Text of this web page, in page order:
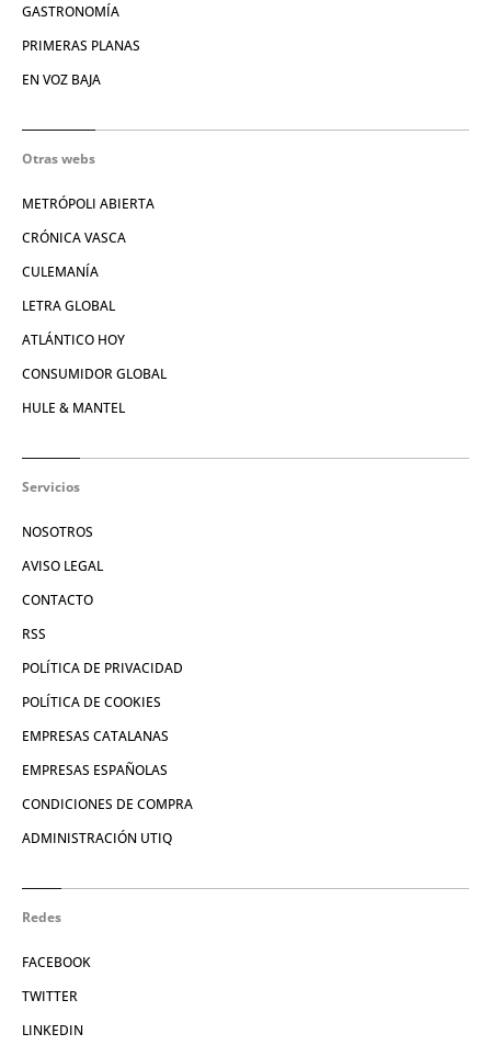
GASTRONOMÍA
PRIMERAS PLANAS
EN VOZ BAJA
Otras webs
METRÓPOLI ABIERTA
CRÓNICA VASCA
CULEMANÍA
LETRA GLOBAL
ATLÁNTICO HOY
CONSUMIDOR GLOBAL
HULE & MANTEL
Servicios
NOSOTROS
AVISO LEGAL
CONTACTO
RSS
POLÍTICA DE PRIVACIDAD
POLÍTICA DE COOKIES
EMPRESAS CATALANAS
EMPRESAS ESPAÑOLAS
CONDICIONES DE COMPRA
ADMINISTRACIÓN UTIQ
Redes
FACEBOOK
TWITTER
LINKEDIN